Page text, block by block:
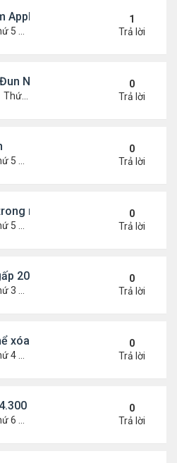
Apple có thể ra mắt ngày 8/3
2022 12:34 pm
1
Trả lời
Nước Uống Với Những Tác
Thứ 5 Tháng 11 02, 2023 4:44 am
0
Trả lời
2023 10:42 am
0
Trả lời
nắng nóng
2023 10:40 am
0
Trả lời
20 lần Trái Đất xuất hiện trên
28, 2023 5:56 pm
0
Trả lời
xóa sổ Trăn Miến Điện
22, 2023 5:29 pm
0
Trả lời
năm phủ đầy vàng lá
27, 2023 2:01 pm
0
Trả lời